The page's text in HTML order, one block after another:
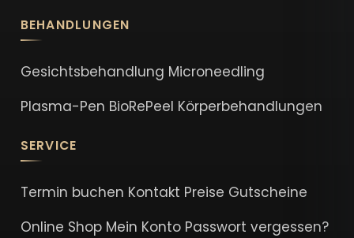
BEHANDLUNGEN
Gesichtsbehandlung Microneedling
Plasma-Pen BioRePeel Körperbehandlungen
SERVICE
Termin buchen Kontakt Preise Gutscheine
Online Shop Mein Konto Passwort vergessen?